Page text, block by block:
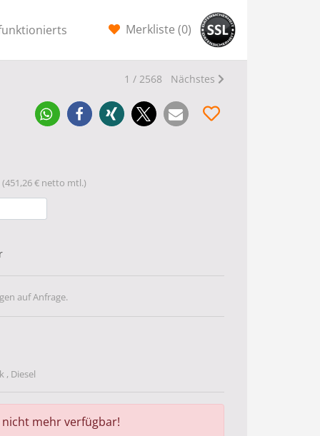
Merkliste (0)
1 / 2568 Nächstes
(451,26 € netto mtl.)
auf Anfrage.
, Diesel
mehr verfügbar!